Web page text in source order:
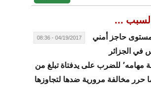
...
04/19/2017 - 08:36
حاجز أمني
في الجزائر
العاصمة أثناء ممارسة مهامه٬ للضرب على يدفتاة تبلغ من
22 سنةة٬ بعدما حرر مخالفة مرورية ضدها لتجاوزها